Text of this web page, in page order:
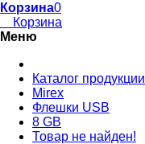
Корзина0
Корзина
Меню
Каталог продукции
Mirex
Флешки USB
8 GB
Товар не найден!